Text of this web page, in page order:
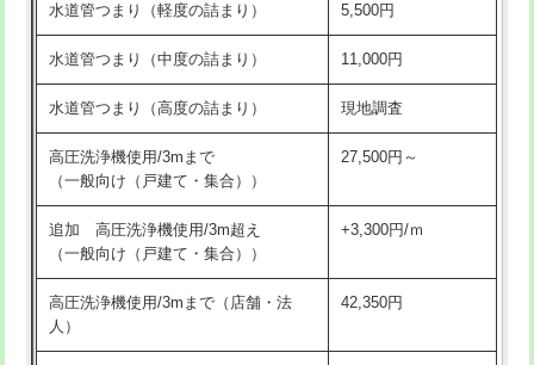
洗面台設置 38,500円
化粧台設置 22,000円
追加人工 16,500円
廃棄・処分 現場見積
※給水管工事は20mmまでの価格です。
交換・取付(排水栓・排水トラップ
22,000円+材料費
持込商品取付（混合水栓）
持込商品取付（浄水器・分岐水栓） 16,500円
業）
水道管つまり（軽度の詰まり） 5,500円
水道管つまり（中度の詰まり） 11,000円
水道管つまり（高度の詰まり） 現地調査
高圧洗浄機使用/3mまで
（一般向け（戸建て・集合））
27,500円～
追加 高圧洗浄機使用/3m超え
（一般向け（戸建て・集合））
+3,300円/ｍ
高圧洗浄機使用/3mまで（店舗・法
人）
42,350円